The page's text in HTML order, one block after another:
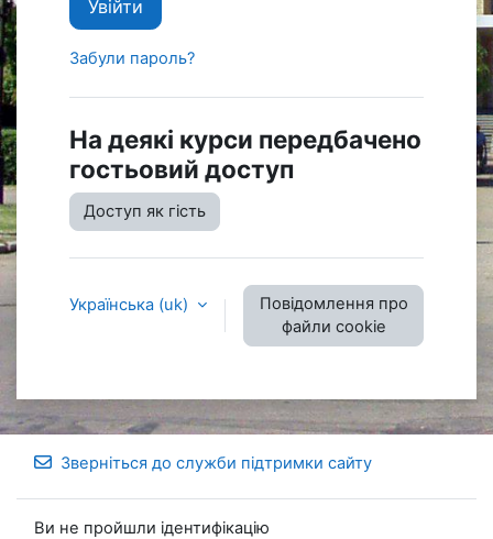
Увійти
Забули пароль?
На деякі курси передбачено
гостьовий доступ
Доступ як гість
Українська ‎(uk)‎
Повідомлення про
файли cookie
Зверніться до служби підтримки сайту
Ви не пройшли ідентифікацію